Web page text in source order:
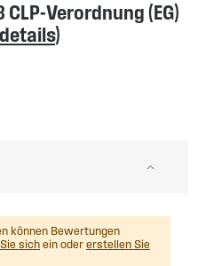
Verordnung (EG)
)
können Bewertungen
sich ein oder erstellen Sie